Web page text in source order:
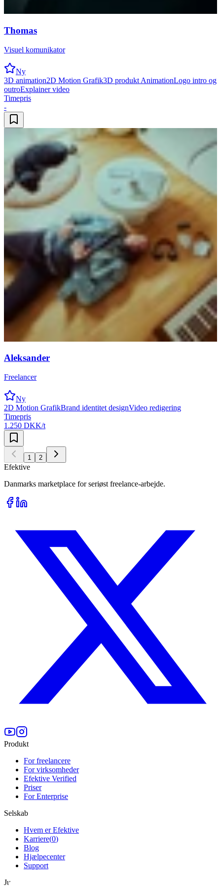
Thomas
Visuel komunikator
Ny
3D animation2D Motion Grafik3D produkt AnimationLogo intro og
outroExplainer video
Timepris
-
Aleksander
Freelancer
Ny
2D Motion GrafikBrand identitet designVideo redigering
Timepris
1.250 DKK/t
1 2
Efektive
Danmarks marketplace for seriøst freelance-arbejde.
Produkt
For freelancere
For virksomheder
Efektive Verified
Priser
For Enterprise
Selskab
Hvem er Efektive
Karriere(0)
Blog
Hjælpecenter
Support
Juridisk